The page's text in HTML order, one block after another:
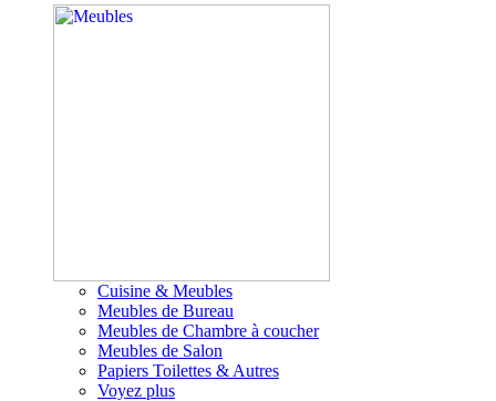
Cuisine & Meubles
Meubles de Bureau
Meubles de Chambre à coucher
Meubles de Salon
Papiers Toilettes & Autres
Voyez plus